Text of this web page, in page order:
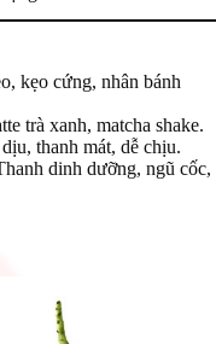
kẹo cứng, nhân bánh
trà xanh, matcha shake.
thanh mát, dễ chịu.
dinh dưỡng, ngũ cốc,